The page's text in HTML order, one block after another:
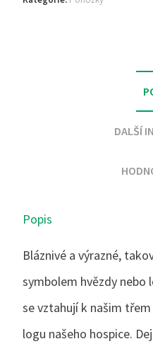
DALŠÍ
Popis
Bláznivé a výrazné,
symbolem hvězdy nebo
se vztahují k našim
logu našeho hospice.